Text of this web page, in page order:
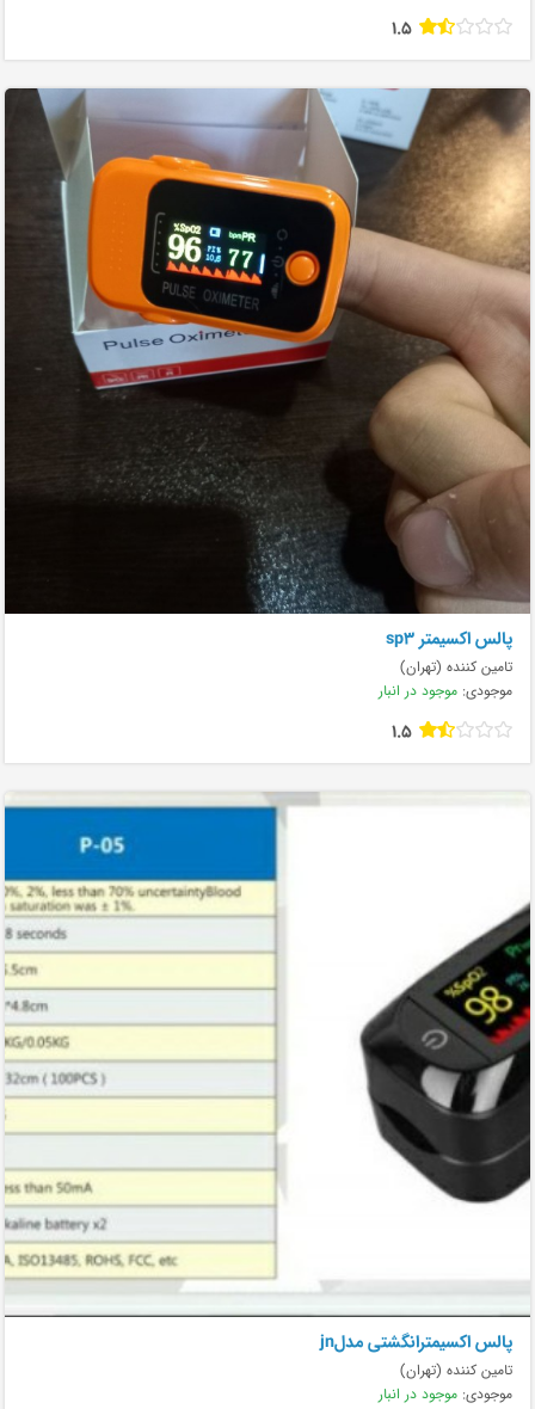
1.5
پالس اکسیمتر sp3
تامین کننده (تهران)
موجودی: موجود در انبار
1.5
پالس اکسیمترانگشتی مدلjn
تامین کننده (تهران)
موجودی: موجود در انبار